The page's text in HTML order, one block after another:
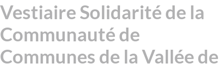
Vestiaire Solidarité de la
Communauté de
Communes de la Vallée de